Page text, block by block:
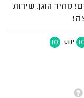
מחיר הוגן. שירות
10 יחס 10